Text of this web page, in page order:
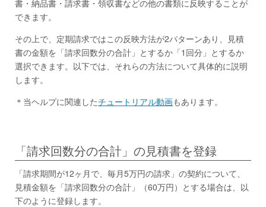
書・納品書・請求書・領収書などの他の書類に反映することが
できます。
その上で、定期請求ではこの反映方法が2パターンあり、見積
書の金額を「請求回数分の合計」とするか「1回分」とするか
選択できます。以下では、それらの方法について具体的に説明
します。
＊当ヘルプに関連したチュートリアル動画もあります。
「請求回数分の合計」の見積書を登録
「請求期間が12ヶ月で、毎月5万円の請求」の契約について、
見積金額を「請求回数分の合計」（60万円）とする場合は、以
下のように登録します。